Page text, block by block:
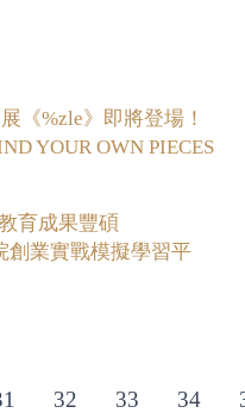
《%zle》即將登場！
YOUR OWN PIECES
育成果豐碩
創業實戰模擬學習平
32 33 34